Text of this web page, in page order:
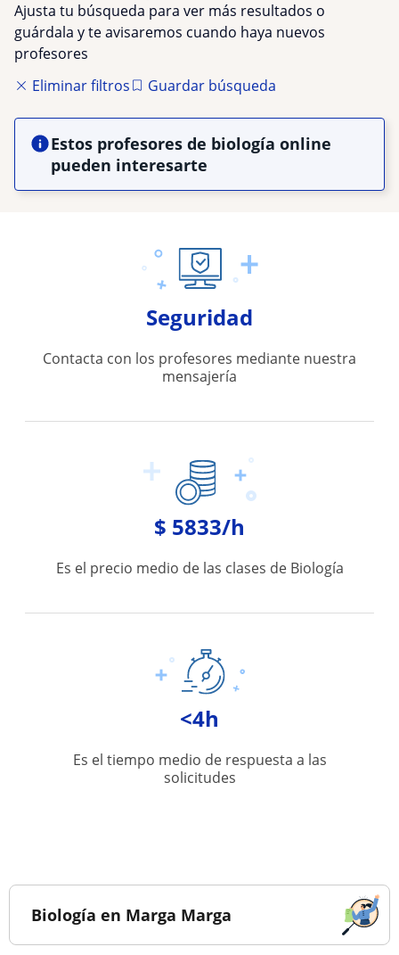
Ajusta tu búsqueda para ver más resultados o
guárdala y te avisaremos cuando haya nuevos
profesores
Eliminar filtros
Guardar búsqueda
Estos profesores de biología online
pueden interesarte
Seguridad
Contacta con los profesores mediante nuestra
mensajería
$ 5833/h
Es el precio medio de las clases de Biología
<4h
Es el tiempo medio de respuesta a las
solicitudes
Biología en Marga Marga